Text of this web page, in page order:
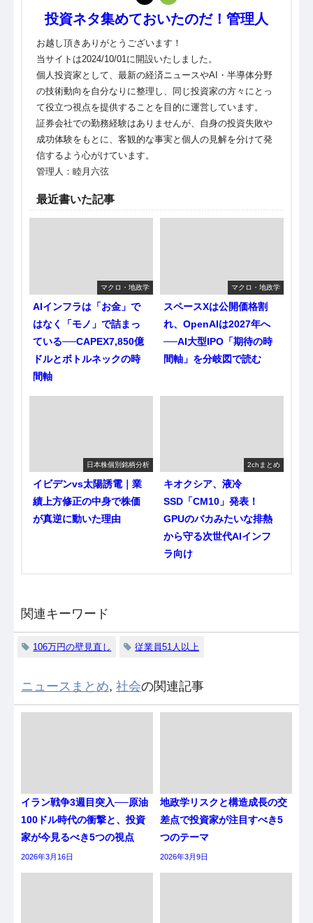
投資ネタ集めておいたのだ！管理人
お越し頂きありがとうございます！
当サイトは2024/10/01に開設いたしました。
個人投資家として、最新の経済ニュースやAI・半導体分野
の技術動向を自分なりに整理し、同じ投資家の方々にとっ
て役立つ視点を提供することを目的に運営しています。
証券会社での勤務経験はありませんが、自身の投資失敗や
成功体験をもとに、客観的な事実と個人の見解を分けて発
信するよう心がけています。
管理人：睦月六弦
最近書いた記事
マクロ・地政学
AIインフラは「お金」で
はなく「モノ」で詰まっ
ている──CAPEX7,850億
ドルとボトルネックの時
間軸
マクロ・地政学
スペースXは公開価格割
れ、OpenAIは2027年へ
──AI大型IPO「期待の時
間軸」を分岐図で読む
日本株個別銘柄分析
イビデンvs太陽誘電｜業
績上方修正の中身で株価
が真逆に動いた理由
2chまとめ
キオクシア、液冷
SSD「CM10」発表！
GPUのバカみたいな排熱
から守る次世代AIインフ
ラ向け
関連キーワード
106万円の壁見直し 従業員51人以上
ニュースまとめ, 社会の関連記事
イラン戦争3週目突入──原油
100ドル時代の衝撃と、投資
家が今見るべき5つの視点
2026年3月16日
地政学リスクと構造成長の交
差点で投資家が注目すべき5
つのテーマ
2026年3月9日